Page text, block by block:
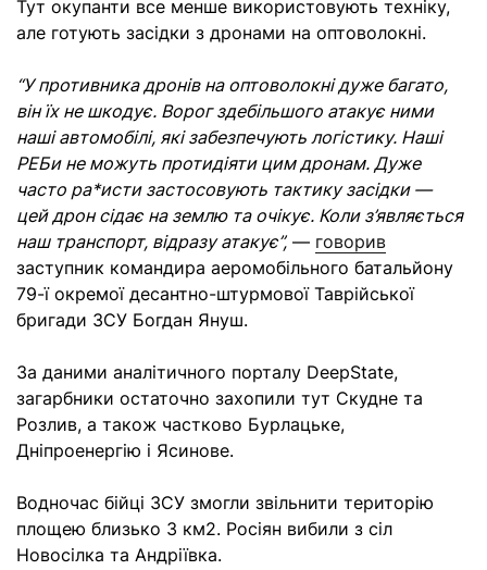
Тут окупанти все менше використовують техніку,
але готують засідки з дронами на оптоволокні.
“У противника дронів на оптоволокні дуже багато,
він їх не шкодує. Ворог здебільшого атакує ними
наші автомобілі, які забезпечують логістику. Наші
РЕБи не можуть протидіяти цим дронам. Дуже
часто ра*исти застосовують тактику засідки —
цей дрон сідає на землю та очікує. Коли з’являється
наш транспорт, відразу атакує”, — говорив
заступник командира аеромобільного батальйону
79-ї окремої десантно-штурмової Таврійської
бригади ЗСУ Богдан Януш.
За даними аналітичного порталу DeepState,
загарбники остаточно захопили тут Скудне та
Розлив, а також частково Бурлацьке,
Дніпроенергію і Ясинове.
Водночас бійці ЗСУ змогли звільнити територію
площею близько 3 км2. Росіян вибили з сіл
Новосілка та Андріївка.